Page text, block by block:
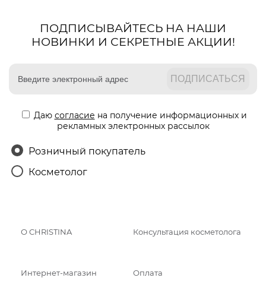
ПОДПИСЫВАЙТЕСЬ НА НАШИ
НОВИНКИ И СЕКРЕТНЫЕ АКЦИИ!
Даю согласие на получение информационных и
рекламных электронных рассылок
Розничный покупатель
Косметолог
О CHRISTINA Консультация косметолога
Интернет-магазин Оплата